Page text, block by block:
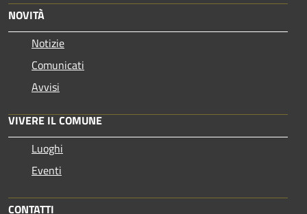
NOVITÀ
Notizie
Comunicati
Avvisi
VIVERE IL COMUNE
Luoghi
Eventi
CONTATTI